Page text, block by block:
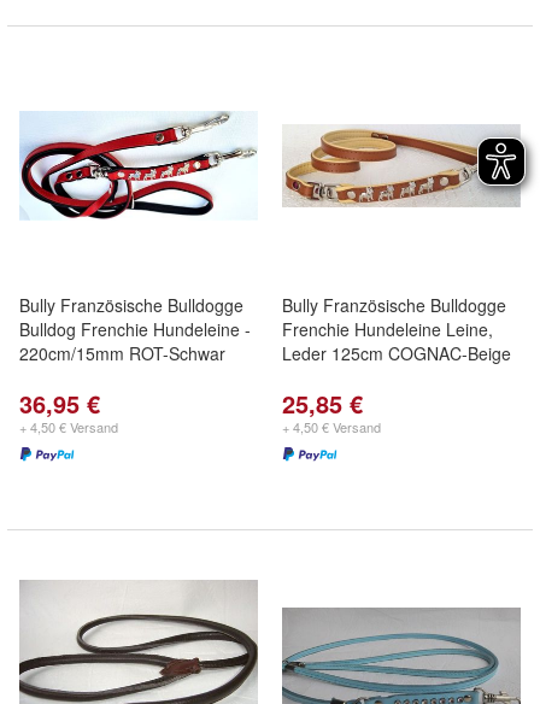
Bully Französische Bulldogge
Bulldog Frenchie Hundeleine -
220cm/15mm ROT-Schwar
36,95 €
+ 4,50 € Versand
Bully Französische Bulldogge
Frenchie Hundeleine Leine,
Leder 125cm COGNAC-Beige
25,85 €
+ 4,50 € Versand